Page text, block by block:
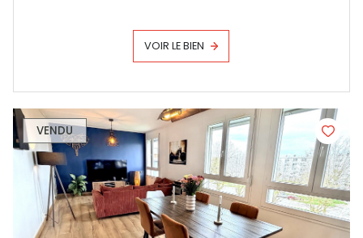
VOIR LE BIEN
VENDU